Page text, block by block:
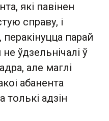
які павінен
справу, і
парай
ўдзельнічалі ў
але маглі
абанента
толькі адзін